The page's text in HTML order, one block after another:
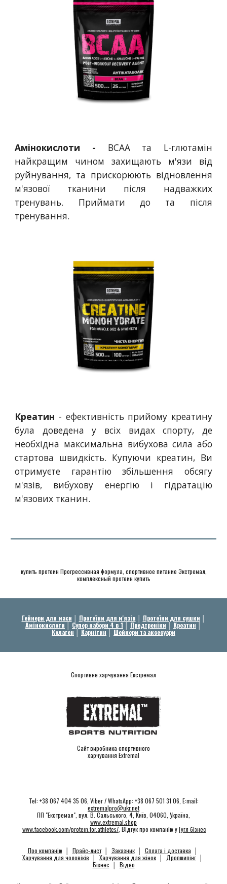
Амінокислоти - ВСАА та L-глютамін
найкращим чином захищають м'язи від
руйнування, та прискорюють відновлення
м'язової тканини після надважких
тренувань. Приймати до та після
тренування.
Креатин - ефективність прийому креатину
була доведена у всіх видах спорту, де
необхідна максимальна вибухова сила або
стартова швидкість. Купуючи креатин, Ви
отримуєте гарантію збільшення обсягу
м'язів, вибухову енергію і гідратацію
м'язових тканин.
купить протеин Прогрессивная формула, спортивное питание Экстремал,
комплексный протеин купить
Гейнери для маси │ Протеїни для м'язів │ Протеїни для сушки │
Амінокислоти │ Супер набори 4 в 1 │ Предтреніки │ Креатин │
Колаген │ Карнітин │ Шейкери та аксесуари
Спортивне харчування Екстремал
Сайт виробника спортивного
харчування Extremal
Tel: +38 067 404 35 06, Viber / WhatsApp: +38 067 501 31 06, E:mail:
extremalpro@ukr.net
ПП "Екстремал", вул. В. Сальського, 4, Київ, 04060, Україна,
www.extremal.shop
www.facebook.com/protein.for.athletes/ , Відгук про компанію уГугл бізнес
Про компанію │ Прайс-лист │ Заказник │ Сплата і доставка │
Харчування для чоловіків │ Харчування для жінок │ Дропшипінг │
Бізнес │ Відео